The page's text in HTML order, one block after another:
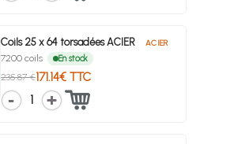
Coils 25 x 64 torsadées ACIER ACIER
7200 coils En stock
235.87 €171.14€ TTC
1